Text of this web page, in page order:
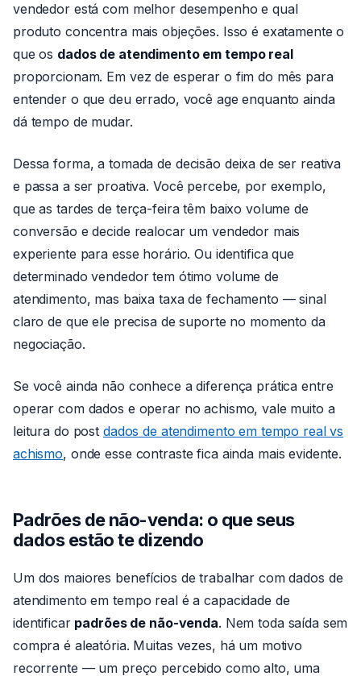
vendedor está com melhor desempenho e qual
produto concentra mais objeções. Isso é exatamente o
que os dados de atendimento em tempo real
proporcionam. Em vez de esperar o fim do mês para
entender o que deu errado, você age enquanto ainda
dá tempo de mudar.
Dessa forma, a tomada de decisão deixa de ser reativa
e passa a ser proativa. Você percebe, por exemplo,
que as tardes de terça-feira têm baixo volume de
conversão e decide realocar um vendedor mais
experiente para esse horário. Ou identifica que
determinado vendedor tem ótimo volume de
atendimento, mas baixa taxa de fechamento — sinal
claro de que ele precisa de suporte no momento da
negociação.
Se você ainda não conhece a diferença prática entre
operar com dados e operar no achismo, vale muito a
leitura do post dados de atendimento em tempo real vs
achismo, onde esse contraste fica ainda mais evidente.
Padrões de não-venda: o que seus
dados estão te dizendo
Um dos maiores benefícios de trabalhar com dados de
atendimento em tempo real é a capacidade de
identificar padrões de não-venda. Nem toda saída sem
compra é aleatória. Muitas vezes, há um motivo
recorrente — um preço percebido como alto, uma